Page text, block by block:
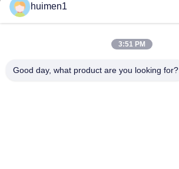
huimen1
3:51 PM
Good day, what product are you looking for?